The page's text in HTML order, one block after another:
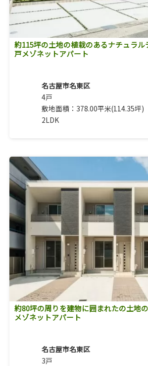
約115坪の土地の植栽のあるナチュラ
戸メゾネットアパート
名古屋市名東区
4戸
敷地面積：378.00平米(114.35坪)
2LDK
約80坪の周りを建物に囲まれたの土地
メゾネットアパート
名古屋市名東区
3戸